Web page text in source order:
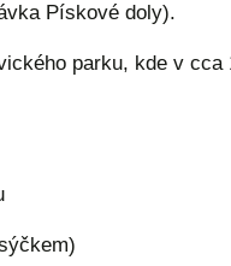
Pískové doly).
parku, kde v cca